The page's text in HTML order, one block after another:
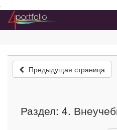
Преейти на главное меню
Предыдущая страница
Раздел: 4.